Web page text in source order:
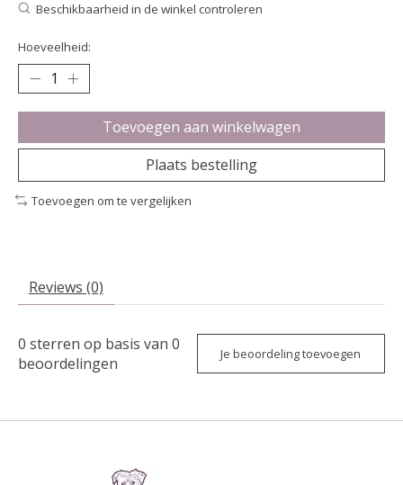
Beschikbaarheid in de winkel controleren
Hoeveelheid:
Toevoegen aan winkelwagen
Plaats bestelling
Toevoegen om te vergelijken
Reviews (0)
0 sterren op basis van 0
beoordelingen
Je beoordeling toevoegen